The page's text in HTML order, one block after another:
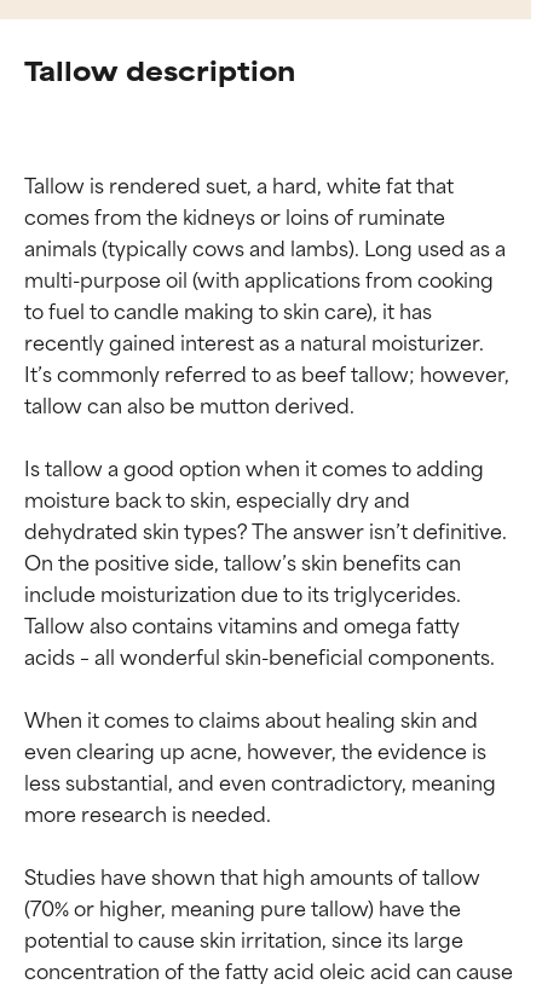
Tallow description
Tallow is rendered suet, a hard, white fat that
comes from the kidneys or loins of ruminate
animals (typically cows and lambs). Long used as a
multi-purpose oil (with applications from cooking
to fuel to candle making to skin care), it has
recently gained interest as a natural moisturizer.
It’s commonly referred to as beef tallow; however,
tallow can also be mutton derived.
Is tallow a good option when it comes to adding
moisture back to skin, especially dry and
dehydrated skin types? The answer isn’t definitive.
On the positive side, tallow’s skin benefits can
include moisturization due to its triglycerides.
Tallow also contains vitamins and omega fatty
acids – all wonderful skin-beneficial components.
When it comes to claims about healing skin and
even clearing up acne, however, the evidence is
less substantial, and even contradictory, meaning
more research is needed.
Studies have shown that high amounts of tallow
(70% or higher, meaning pure tallow) have the
potential to cause skin irritation, since its large
concentration of the fatty acid oleic acid can cause
Calificaciones de
Calificaciones de